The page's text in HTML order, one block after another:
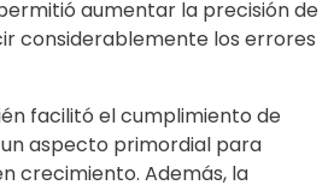
aumentar la precisión de
considerablemente los errores
facilitó el cumplimiento de
aspecto primordial para
crecimiento. Además, la